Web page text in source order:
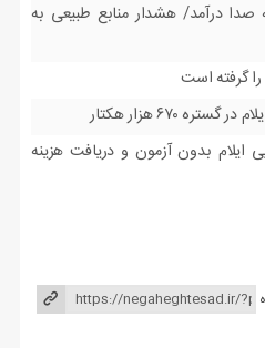
درآمد/ هشدار منابع طبیعی به
گرفته است
۶۷۰ هزار هکتار
ایلام بدون آزمون و دریافت هزینه